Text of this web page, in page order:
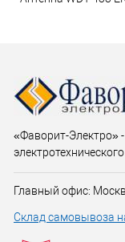
«Фаворит-Электро»
Главный офис:
Склад самовывоза